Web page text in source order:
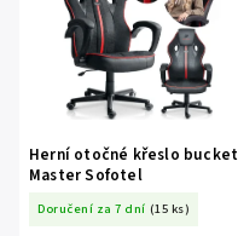
Herní otočné křeslo bucket
Master Sofotel
Doručení za 7 dní (15 ks)